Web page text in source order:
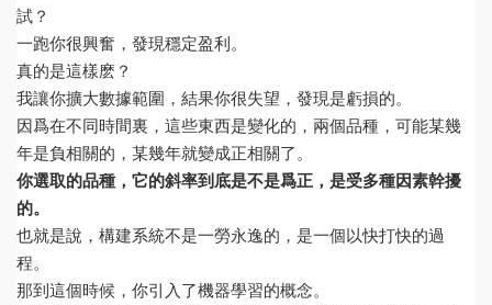
試？
一跑你很興奮，發現穩定盈利。
真的是這樣麽？
我讓你擴大數據範圍，結果你很失望，發現是虧損的。
因爲在不同時間裏，這些東西是變化的，兩個品種，可能某幾
年是負相關的，某幾年就變成正相關了。
你選取的品種，它的斜率到底是不是爲正，是受多種因素幹擾
的。
也就是說，構建系統不是一勞永逸的，是一個以快打快的過
程。
那到這個時候，你引入了機器學習的概念。